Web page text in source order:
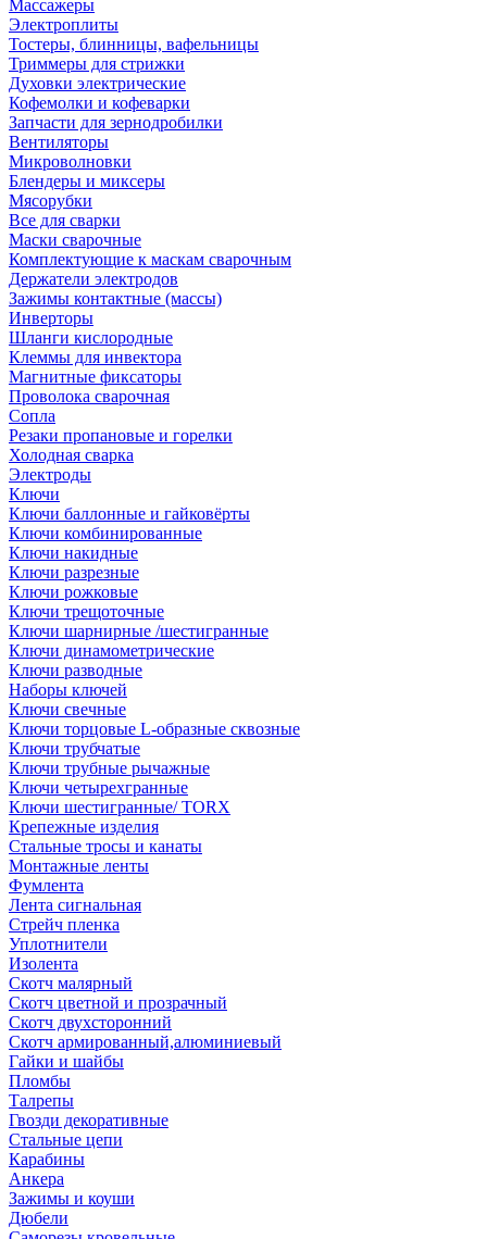
Массажеры
Электроплиты
Тостеры, блинницы, вафельницы
Триммеры для стрижки
Духовки электрические
Кофемолки и кофеварки
Запчасти для зернодробилки
Вентиляторы
Микроволновки
Блендеры и миксеры
Мясорубки
Все для сварки
Маски сварочные
Комплектующие к маскам сварочным
Держатели электродов
Зажимы контактные (массы)
Инверторы
Шланги кислородные
Клеммы для инвектора
Магнитные фиксаторы
Проволока сварочная
Сопла
Резаки пропановые и горелки
Холодная сварка
Электроды
Ключи
Ключи баллонные и гайковёрты
Ключи комбинированные
Ключи накидные
Ключи разрезные
Ключи рожковые
Ключи трещоточные
Ключи шарнирные /шестигранные
Ключи динамометрические
Ключи разводные
Наборы ключей
Ключи свечные
Ключи торцовые L-образные сквозные
Ключи трубчатые
Ключи трубные рычажные
Ключи четырехгранные
Ключи шестигранные/ TORX
Крепежные изделия
Стальные тросы и канаты
Монтажные ленты
Фумлента
Лента сигнальная
Стрейч пленка
Уплотнители
Изолента
Скотч малярный
Скотч цветной и прозрачный
Скотч двухсторонний
Скотч армированный,алюминиевый
Гайки и шайбы
Пломбы
Талрепы
Гвозди декоративные
Стальные цепи
Карабины
Анкера
Зажимы и коуши
Дюбели